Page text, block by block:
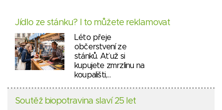
Jídlo ze stánku? I to můžete reklamovat
Léto přeje
občerstvení ze
stánků. Ať už si
kupujete zmrzlinu na
koupališti,…
Soutěž biopotravina slaví 25 let